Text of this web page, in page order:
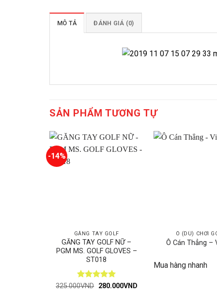
MÔ TẢ ĐÁNH GIÁ (0)
SẢN PHẨM TƯƠNG TỰ
-14%
GĂNG TAY GOLF
GĂNG TAY GOLF NỮ –
PGM MS. GOLF GLOVES –
ST018
Được xếp
325.000VND Giá
280.000VNDGiá
Ô (DÙ) CHƠI
Ô Cán Thẳng –
Mua hàng nhanh